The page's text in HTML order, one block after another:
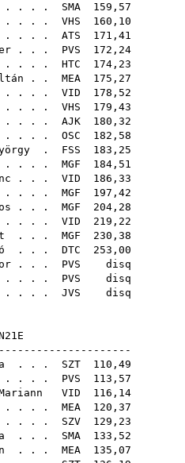
. . . . SMA 159,57
. . . VHS 160,10
. . . . ATS 171,41
. . . PVS 172,24
. . . HTC 174,23
. . MEA 175,27
. . . VID 178,52
. . . VHS 179,43
. . . . AJK 180,32
. . . . OSC 182,58
. FSS 183,25
. . . . MGF 184,51
. . . VID 186,33
. . . . MGF 197,42
. . . MGF 204,28
. . . VID 219,22
. . . MGF 230,38
. . . DTC 253,00
. . . PVS disq
. . . PVS disq
. . . . JVS disq
. . . SZT 110,49
. . . . PVS 113,57
VID 116,14
. . . MEA 120,37
. . . SZV 129,23
. . . SMA 133,52
. . . MEA 135,07